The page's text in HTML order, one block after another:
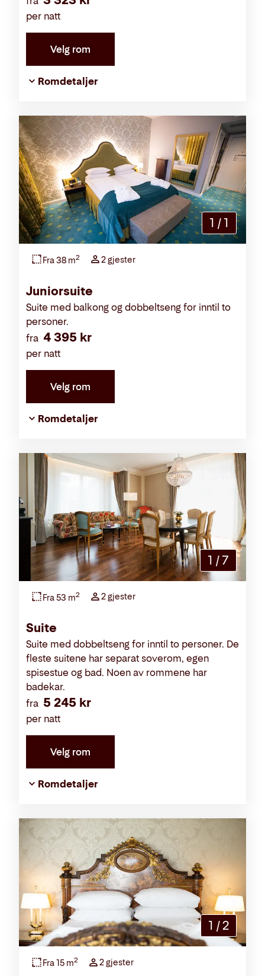
per natt
Velg rom
Romdetaljer
Juniorsuite
fra 4 395 kr
per natt
Suite med balkong og dobbeltseng for inntil to
personer.
Velg rom
Fra 38 m2 2 gjester
Romdetaljer
1 / 1
Suite
fra 5 245 kr
per natt
Suite med dobbeltseng for inntil to personer. De
fleste suitene har separat soverom, egen
spisestue og bad. Noen av rommene har
badekar.
Velg rom
Fra 53 m2 2 gjester
Romdetaljer
1 /7
Fra 15 m2 2 gjester
1 /2